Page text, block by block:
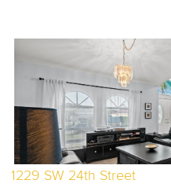
1229 SW 24th Street